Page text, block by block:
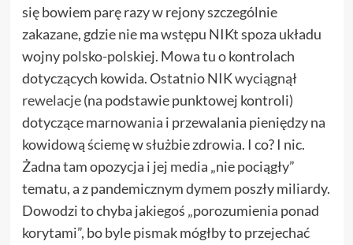
się bowiem parę razy w rejony szczególnie
zakazane, gdzie nie ma wstępu NIKt spoza układu
wojny polsko-polskiej. Mowa tu o kontrolach
dotyczących kowida. Ostatnio NIKwyciągnął
rewelacje(na podstawie punktowej kontroli)
dotyczące marnowania i przewalania pieniędzy na
kowidową ściemę w służbie zdrowia. I co? I nic.
Żadna tam opozycja i jej media „nie pociągły”
tematu, a z pandemicznym dymem poszły miliardy.
Dowodzi to chyba jakiegoś „porozumienia ponad
korytami”, bo byle pismak mógłby to przejechać